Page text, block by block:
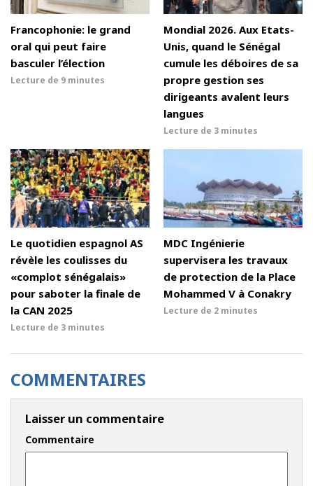
Francophonie: le grand
oral qui peut faire
basculer l’élection
Lecture de 9 minutes
Mondial 2026. Aux Etats-
Unis, quand le Sénégal
cumule les déboires de sa
propre gestion ses
dirigeants avalent leurs
langues
Lecture de 3 minutes
Le quotidien espagnol AS
révèle les coulisses du
«complot sénégalais»
pour saboter la finale de
la CAN 2025
Lecture de 3 minutes
MDC Ingénierie
supervisera les travaux
de protection de la Place
Mohammed V à Conakry
Lecture de 2 minutes
COMMENTAIRES
Laisser un commentaire
Commentaire